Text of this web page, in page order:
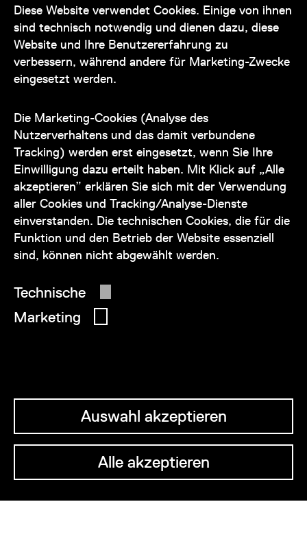
Diese Website verwendet Cookies. Einige von ihnen
sind technisch notwendig und dienen dazu, diese
Website und Ihre Benutzererfahrung zu
verbessern, während andere für Marketing-Zwecke
eingesetzt werden.
Die Marketing-Cookies (Analyse des
Nutzerverhaltens und das damit verbundene
Tracking) werden erst eingesetzt, wenn Sie Ihre
Einwilligung dazu erteilt haben. Mit Klick auf „Alle
akzeptieren” erklären Sie sich mit der Verwendung
aller Cookies und Tracking/Analyse-Dienste
einverstanden. Die technischen Cookies, die für die
Funktion und den Betrieb der Website essenziell
sind, können nicht abgewählt werden.
Technische
Marketing
Auswahl akzeptieren
Alle akzeptieren
Kontakt
auch telefonisch zur Verfügung:
+43 1 505 87 47 85173
service@wienmuseum.at